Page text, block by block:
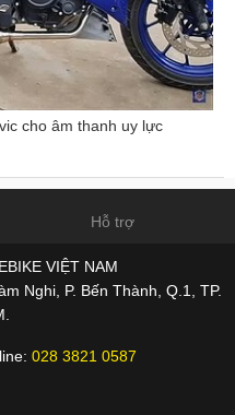
cho âm thanh uy lực
Hỗ trợ
VIỆT NAM
Nghi, P. Bến Thành, Q.1, TP.
028 3821 0587